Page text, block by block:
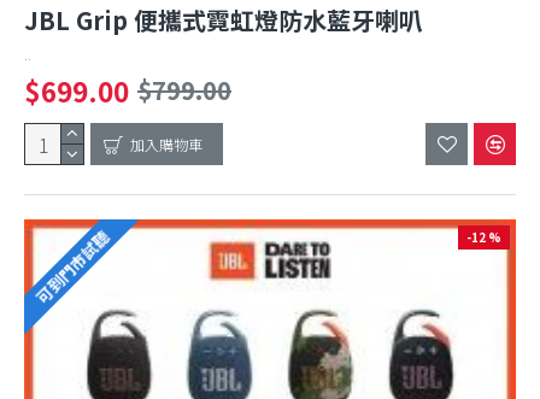
JBL Grip 便攜式霓虹燈防水藍牙喇叭
..
$699.00 $799.00
加入購物車
可到門市試聽 -12 %